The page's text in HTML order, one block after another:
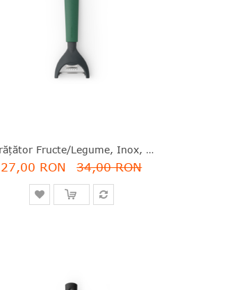
Curăţător Fructe/legume, Inox, Verde, 17.3 Cm, Tasty Plus, Brabantia - 8710755122927
27,00 RON 34,00 RON